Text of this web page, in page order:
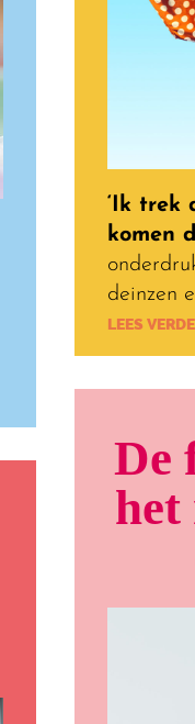
‘Ik trek
komen
deinzen
LEES
De
het